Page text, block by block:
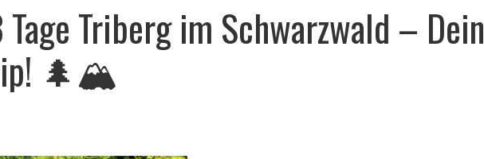
Triberg im Schwarzwald – Dein
🌲🏔️